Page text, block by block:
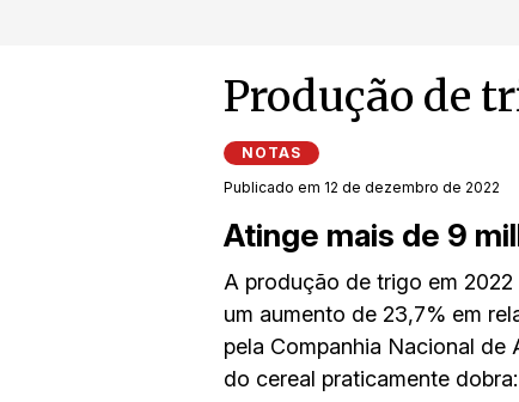
Produção de
NOTAS
Publicado em 12 de dezembro de 2022
Atinge mais de 9
A produção de trigo em
um aumento de 23,7% em
pela Companhia Nacional
do cereal praticamente